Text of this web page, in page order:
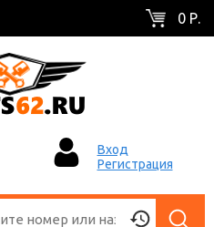
0 Р.
Вход
Регистрация